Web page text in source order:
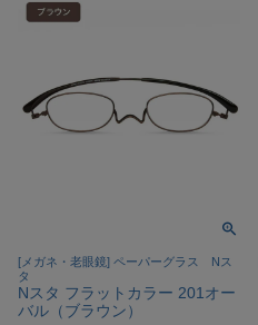
[メガネ・老眼鏡] ペーパーグラス Nス
タ
Nスタ フラットカラー 201オー
バル（ブラウン）